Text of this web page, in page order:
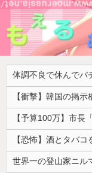
【衝撃】韓国の掲示
世界一の登山家ニル